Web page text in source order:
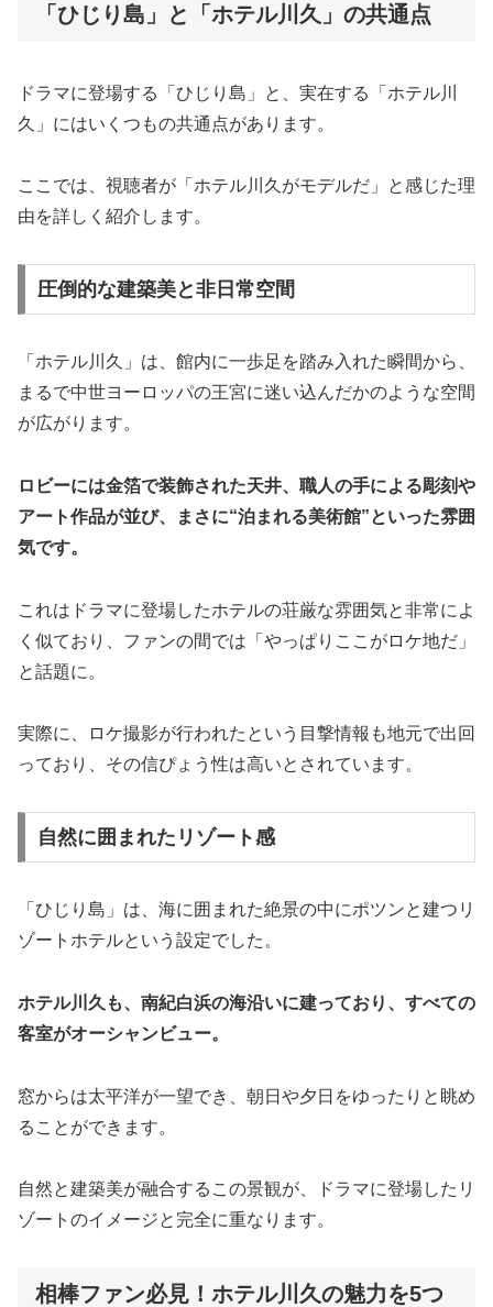
「ひじり島」と「ホテル川久」の共通点
ドラマに登場する「ひじり島」と、実在する「ホテル川
久」にはいくつもの共通点があります。
ここでは、視聴者が「ホテル川久がモデルだ」と感じた理
由を詳しく紹介します。
圧倒的な建築美と非日常空間
「ホテル川久」は、館内に一歩足を踏み入れた瞬間から、
まるで中世ヨーロッパの王宮に迷い込んだかのような空間
が広がります。
ロビーには金箔で装飾された天井、職人の手による彫刻や
アート作品が並び、まさに“泊まれる美術館”といった雰囲
気です。
これはドラマに登場したホテルの荘厳な雰囲気と非常によ
く似ており、ファンの間では「やっぱりここがロケ地だ」
と話題に。
実際に、ロケ撮影が行われたという目撃情報も地元で出回
っており、その信ぴょう性は高いとされています。
自然に囲まれたリゾート感
「ひじり島」は、海に囲まれた絶景の中にポツンと建つリ
ゾートホテルという設定でした。
ホテル川久も、南紀白浜の海沿いに建っており、すべての
客室がオーシャンビュー。
窓からは太平洋が一望でき、朝日や夕日をゆったりと眺め
ることができます。
自然と建築美が融合するこの景観が、ドラマに登場したリ
ゾートのイメージと完全に重なります。
相棒ファン必見！ホテル川久の魅力を5つ